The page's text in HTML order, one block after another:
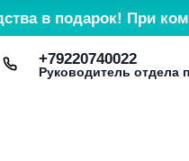
в подарок! При
+79220740022
Руководитель отдела